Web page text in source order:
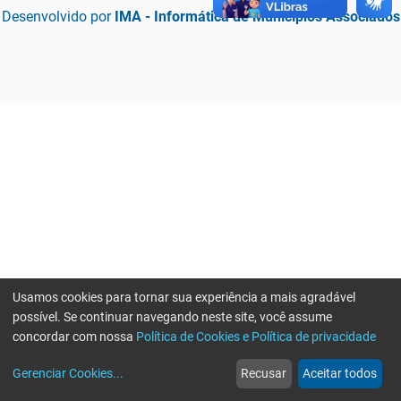
Desenvolvido por IMA - Informática de Municípios Associados
web
Notícias
more_horiz
Mais
Usamos cookies para tornar sua experiência a mais agradável
possível. Se continuar navegando neste site, você assume
concordar com nossa Política de Cookies e Política de privacidade
Gerenciar Cookies... Recusar Aceitar todos
Erro ao enviar informações, por favor tente novamente